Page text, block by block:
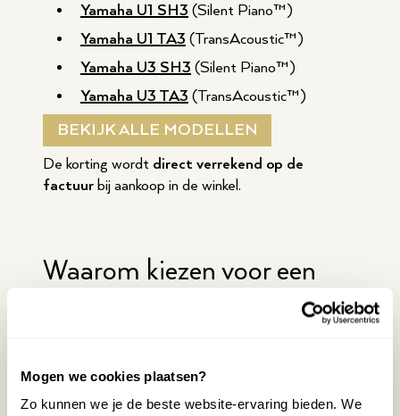
Mogen we cookies plaatsen?
Zo kunnen we je de beste website-ervaring bieden. We
Yamaha U1 SH3 (Silent Piano™)
Yamaha U1 TA3 (TransAcoustic™)
Yamaha U3 SH3 (Silent Piano™)
Yamaha U3 TA3 (TransAcoustic™)
BEKIJK ALLE MODELLEN
De korting wordt direct verrekend op de
factuur bij aankoop in de winkel.
Waarom kiezen voor een
Silent, TransAcoustic of
Naast de traditionele akoestische uitvoeringen
biedt de U-serie ook innovatieve varianten: